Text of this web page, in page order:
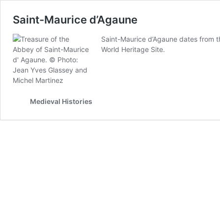
Saint-Maurice d’Agaune
Saint-Maurice d’Agaune dates
World Heritage Site.
Medieval Histories